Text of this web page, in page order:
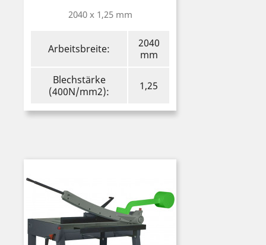
2040 x 1,25 mm
Arbeitsbreite:
2040
mm
Blechstärke
(400N/mm2):
1,25